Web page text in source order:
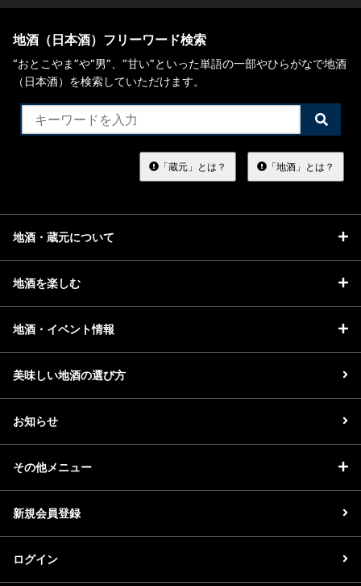
地酒（日本酒）フリーワード検索
“おとこやま”や“男”、”甘い”といった単語の一部やひらがなで地酒
（日本酒）を検索していただけます。
検
索
る
「蔵元」とは？ 「地酒」とは？
地酒・蔵元について
地酒を楽しむ
地酒・イベント情報
美味しい地酒の選び方
お知らせ
その他メニュー
新規会員登録
ログイン